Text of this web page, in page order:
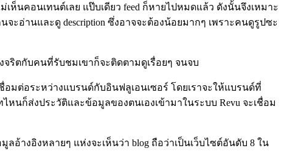
เห็นคอนเทนต์เลย แป๊บเดียว feed ก็หายไปหมดแล้ว ดังนั้นจึงเหมาะ
นจะอ่านและดู description ซึ่งอาจจะต้องน้อยมากๆ เพราะคนดูรูปซะ
ริตกับคนที่รับชมเขาก็จะติดตามดูเรื่อยๆ จนจบ
อมต่อระหว่างแบรนด์กับอินฟลูเอนเซอร์ โดยเราจะให้แบรนด์ที่
นก็ส่งประวัติและข้อมูลของตนเองเข้ามาในระบบ Revu จะเชื่อม
างอิงหลายๆ แห่งจะเห็นว่า blog ถือว่าเป็นเว็บไซต์อันดับ 8 ใน